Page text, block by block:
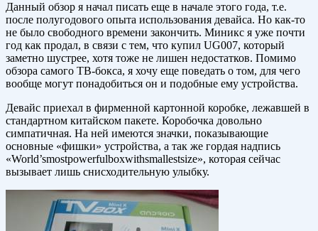
Данный обзор я начал писать еще в начале этого года, т.е.
после полугодового опыта использования девайса. Но как-то
не было свободного времени закончить. Миникс я уже почти
год как продал, в связи с тем, что купил UG007, который
заметно шустрее, хотя тоже не лишен недостатков. Помимо
обзора самого ТВ-бокса, я хочу еще поведать о том, для чего
вообще могут понадобиться он и подобные ему устройства.
Девайс приехал в фирменной картонной коробке, лежавшей в
стандартном китайском пакете. Коробочка довольно
симпатичная. На ней имеются значки, показывающие
основные «фишки» устройства, а так же гордая надпись
«World’smostpowerfulboxwithsmallestsize», которая сейчас
вызывает лишь снисходительную улыбку.